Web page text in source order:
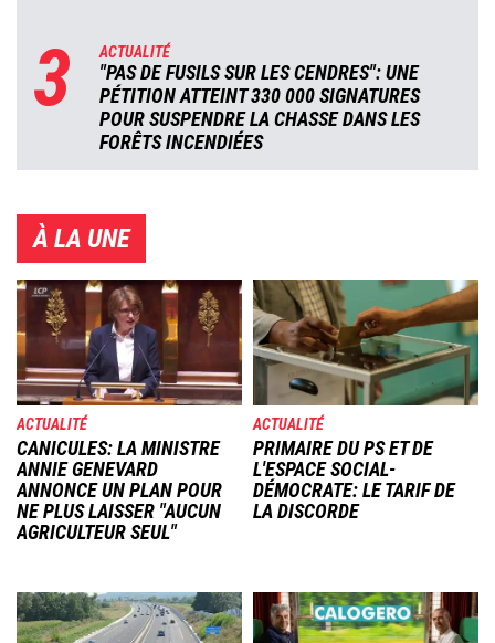
3 ACTUALITÉ
"PAS DE FUSILS SUR LES CENDRES": UNE
PÉTITION ATTEINT 330 000 SIGNATURES
POUR SUSPENDRE LA CHASSE DANS LES
FORÊTS INCENDIÉES
À LA UNE
Image
ACTUALITÉ
CANICULES: LA MINISTRE
ANNIE GENEVARD
ANNONCE UN PLAN POUR
NE PLUS LAISSER "AUCUN
AGRICULTEUR SEUL"
Image
ACTUALITÉ
PRIMAIRE DU PS ET DE
L'ESPACE SOCIAL-
DÉMOCRATE: LE TARIF DE
LA DISCORDE
Image Image